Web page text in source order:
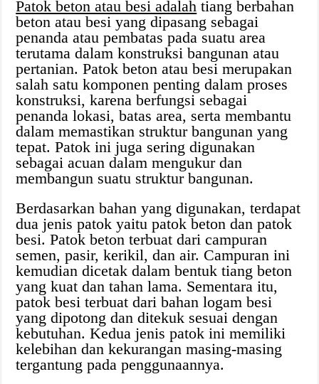
Patok beton atau besi adalah tiang berbahan
beton atau besi yang dipasang sebagai
penanda atau pembatas pada suatu area
terutama dalam konstruksi bangunan atau
pertanian. Patok beton atau besi merupakan
salah satu komponen penting dalam proses
konstruksi, karena berfungsi sebagai
penanda lokasi, batas area, serta membantu
dalam memastikan struktur bangunan yang
tepat. Patok ini juga sering digunakan
sebagai acuan dalam mengukur dan
membangun suatu struktur bangunan.
Berdasarkan bahan yang digunakan, terdapat
dua jenis patok yaitu patok beton dan patok
besi. Patok beton terbuat dari campuran
semen, pasir, kerikil, dan air. Campuran ini
kemudian dicetak dalam bentuk tiang beton
yang kuat dan tahan lama. Sementara itu,
patok besi terbuat dari bahan logam besi
yang dipotong dan ditekuk sesuai dengan
kebutuhan. Kedua jenis patok ini memiliki
kelebihan dan kekurangan masing-masing
tergantung pada penggunaannya.